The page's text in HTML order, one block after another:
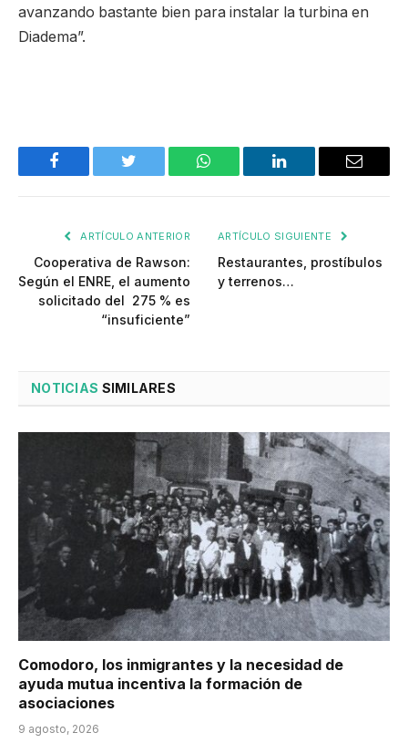
avanzando bastante bien para instalar la turbina en
Diadema”.
Facebook Twitter WhatsApp LinkedIn Email
ARTÍCULO ANTERIOR
Cooperativa de Rawson:
Según el ENRE, el aumento
solicitado del 275 % es
“insuficiente”
ARTÍCULO SIGUIENTE
Restaurantes, prostíbulos
y terrenos…
NOTICIAS SIMILARES
Comodoro, los inmigrantes y la necesidad de
ayuda mutua incentiva la formación de
asociaciones
9 agosto, 2026